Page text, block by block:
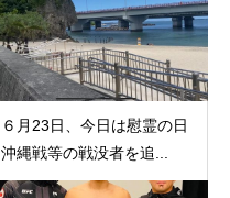
６月23日、今日は慰霊の日
沖縄戦等の戦没者を追...